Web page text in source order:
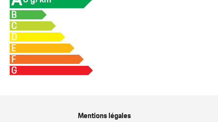
B
C
D
E
F
G
Mentions légales